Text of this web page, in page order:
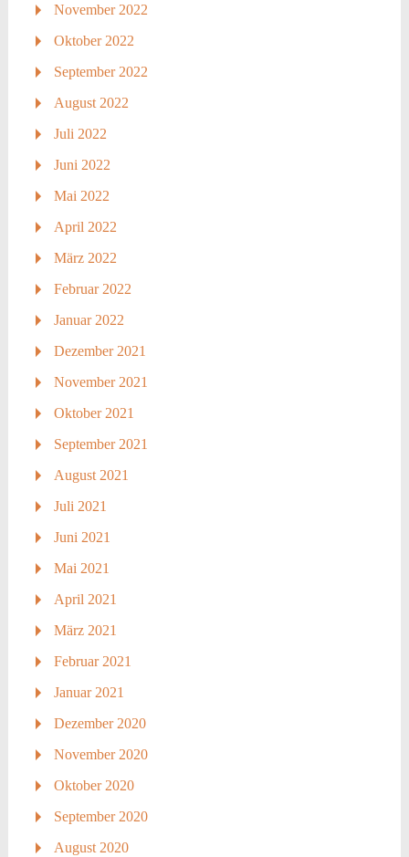
November 2022
Oktober 2022
September 2022
August 2022
Juli 2022
Juni 2022
Mai 2022
April 2022
März 2022
Februar 2022
Januar 2022
Dezember 2021
November 2021
Oktober 2021
September 2021
August 2021
Juli 2021
Juni 2021
Mai 2021
April 2021
März 2021
Februar 2021
Januar 2021
Dezember 2020
November 2020
Oktober 2020
September 2020
August 2020